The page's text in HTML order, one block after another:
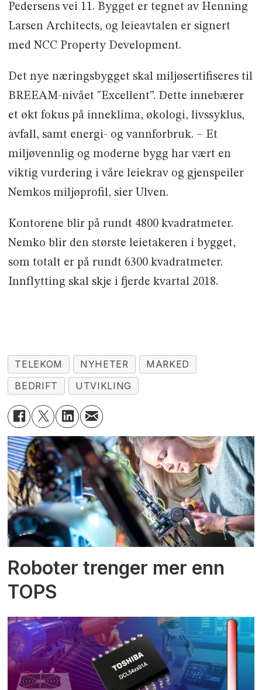
Pedersens vei 11. Bygget er tegnet av Henning
Larsen Architects, og leieavtalen er signert
med NCC Property Development.
Det nye næringsbygget skal miljøsertifiseres til
BREEAM-nivået "Excellent”. Dette innebærer
et økt fokus på inneklima, økologi, livssyklus,
avfall, samt energi- og vannforbruk. – Et
miljøvennlig og moderne bygg har vært en
viktig vurdering i våre leiekrav og gjenspeiler
Nemkos miljøprofil, sier Ulven.
Kontorene blir på rundt 4800 kvadratmeter.
Nemko blir den største leietakeren i bygget,
som totalt er på rundt 6300 kvadratmeter.
Innflytting skal skje i fjerde kvartal 2018.
TELEKOM NYHETER
MARKED
BEDRIFT
UTVIKLING
Roboter trenger mer enn
TOPS